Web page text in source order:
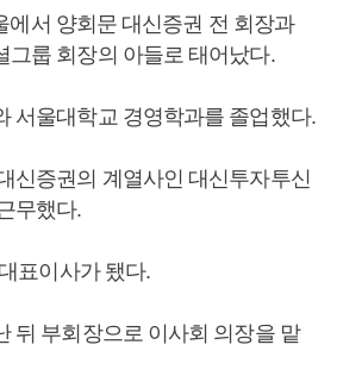
에서 양회문 대신증권 전 회장과
그룹 회장의 아들로 태어났다.
서울대학교 경영학과를 졸업했다.
신증권의 계열사인 대신투자투신
무했다.
표이사가 됐다.
뒤 부회장으로 이사회 의장을 맡